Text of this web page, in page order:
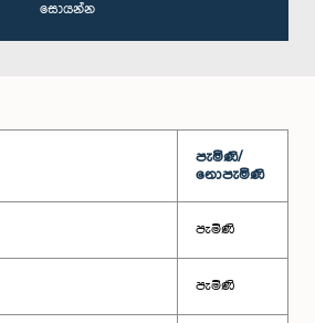
සොයන්න
පැමිණි/
නොපැමිණි
පැමිණි
පැමිණි